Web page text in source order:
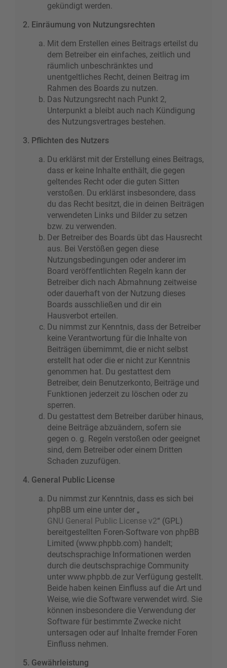
gekündigt werden.
2. Einräumung von Nutzungsrechten
Mit dem Erstellen eines Beitrags erteilst du
dem Betreiber ein einfaches, zeitlich und
räumlich unbeschränktes und
unentgeltliches Recht, deinen Beitrag im
Rahmen des Boards zu nutzen.
Das Nutzungsrecht nach Punkt 2,
Unterpunkt a bleibt auch nach Kündigung
des Nutzungsvertrages bestehen.
3. Pflichten des Nutzers
Du erklärst mit der Erstellung eines Beitrags,
dass er keine Inhalte enthält, die gegen
geltendes Recht oder die guten Sitten
verstoßen. Du erklärst insbesondere, dass
du das Recht besitzt, die in deinen Beiträgen
verwendeten Links und Bilder zu setzen
bzw. zu verwenden.
Der Betreiber des Boards übt das Hausrecht
aus. Bei Verstößen gegen diese
Nutzungsbedingungen oder anderer im
Board veröffentlichten Regeln kann der
Betreiber dich nach Abmahnung zeitweise
oder dauerhaft von der Nutzung dieses
Boards ausschließen und dir ein
Hausverbot erteilen.
Du nimmst zur Kenntnis, dass der Betreiber
keine Verantwortung für die Inhalte von
Beiträgen übernimmt, die er nicht selbst
erstellt hat oder die er nicht zur Kenntnis
genommen hat. Du gestattest dem
Betreiber, dein Benutzerkonto, Beiträge und
Funktionen jederzeit zu löschen oder zu
sperren.
Du gestattest dem Betreiber darüber hinaus,
deine Beiträge abzuändern, sofern sie
gegen o. g. Regeln verstoßen oder geeignet
sind, dem Betreiber oder einem Dritten
Schaden zuzufügen.
4. General Public License
Du nimmst zur Kenntnis, dass es sich bei
phpBB um eine unter der „
GNU General Public License v2“ (GPL)
bereitgestellten Foren-Software von phpBB
Limited (www.phpbb.com) handelt;
deutschsprachige Informationen werden
durch die deutschsprachige Community
unter www.phpbb.de zur Verfügung gestellt.
Beide haben keinen Einfluss auf die Art und
Weise, wie die Software verwendet wird. Sie
können insbesondere die Verwendung der
Software für bestimmte Zwecke nicht
untersagen oder auf Inhalte fremder Foren
Einfluss nehmen.
5. Gewährleistung